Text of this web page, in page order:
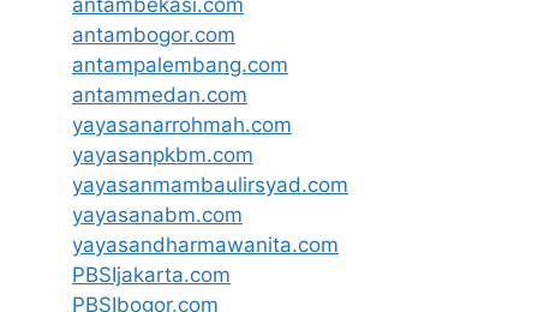
antambogor.com
antampalembang.com
antammedan.com
yayasanarrohmah.com
yayasanpkbm.com
yayasanmambaulirsyad.com
yayasanabm.com
yayasandharmawanita.com
PBSIjakarta.com
PBSIbogor.com